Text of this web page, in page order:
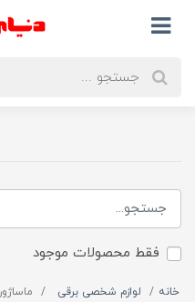
فقط محصولات موجود
خانه لوازم شخصی برقی ماساژور